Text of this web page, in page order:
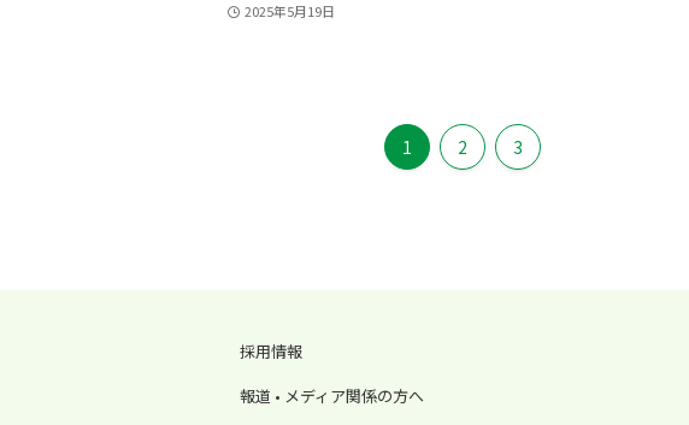
2025年5月19日
1 2 3
採用情報
報道 • メディア関係の方へ